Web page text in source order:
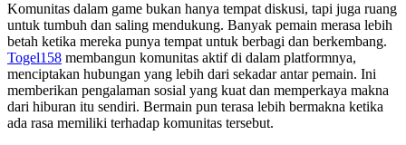
Komunitas dalam game bukan hanya tempat diskusi, tapi juga ruang
untuk tumbuh dan saling mendukung. Banyak pemain merasa lebih
betah ketika mereka punya tempat untuk berbagi dan berkembang.
Togel158 membangun komunitas aktif di dalam platformnya,
menciptakan hubungan yang lebih dari sekadar antar pemain. Ini
memberikan pengalaman sosial yang kuat dan memperkaya makna
dari hiburan itu sendiri. Bermain pun terasa lebih bermakna ketika
ada rasa memiliki terhadap komunitas tersebut.